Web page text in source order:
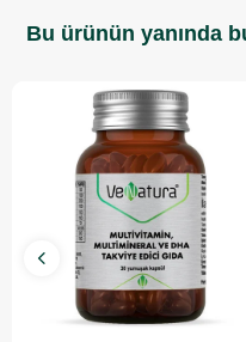
Bu ürünün yanında